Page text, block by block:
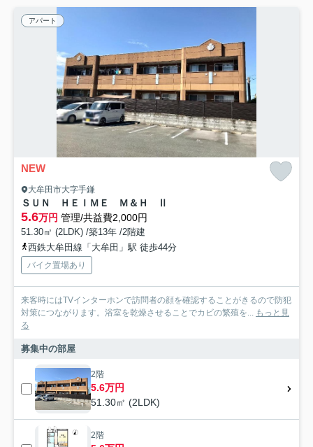
アパート
NEW
大牟田市大字手鎌
ＳＵＮ ＨＥＩＭＥ Ｍ＆Ｈ Ⅱ
5.6万円 管理/共益費2,000円
51.30㎡ (2LDK) /築13年 /2階建
西鉄大牟田線「大牟田」駅 徒歩44分
バイク置場あり
来客時にはTVインターホンで訪問者の顔を確認することがきるので防犯
対策につながります。浴室を乾燥させることでカビの繁殖を... もっと見
る
募集中の部屋
2階
5.6万円
51.30㎡ (2LDK)
2階